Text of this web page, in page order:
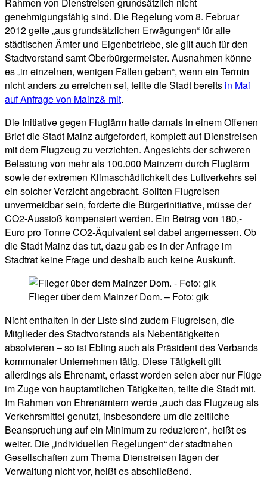
Rahmen von Dienstreisen grundsätzlich nicht
genehmigungsfähig sind. Die Regelung vom 8. Februar
2012 gelte „aus grundsätzlichen Erwägungen“ für alle
städtischen Ämter und Eigenbetriebe, sie gilt auch für den
Stadtvorstand samt Oberbürgermeister. Ausnahmen könne
es „in einzelnen, wenigen Fällen geben“, wenn ein Termin
nicht anders zu erreichen sei, teilte die Stadt bereits in Mai
auf Anfrage von Mainz& mit.
Die Initiative gegen Fluglärm hatte damals in einem Offenen
Brief die Stadt Mainz aufgefordert, komplett auf Dienstreisen
mit dem Flugzeug zu verzichten. Angesichts der schweren
Belastung von mehr als 100.000 Mainzern durch Fluglärm
sowie der extremen Klimaschädlichkeit des Luftverkehrs sei
ein solcher Verzicht angebracht. Sollten Flugreisen
unvermeidbar sein, forderte die Bürgerinitiative, müsse der
CO2-Ausstoß kompensiert werden. Ein Betrag von 180,-
Euro pro Tonne CO2-Äquivalent sei dabei angemessen. Ob
die Stadt Mainz das tut, dazu gab es in der Anfrage im
Stadtrat keine Frage und deshalb auch keine Auskunft.
Flieger über dem Mainzer Dom. – Foto: gik
Nicht enthalten in der Liste sind zudem Flugreisen, die
Mitglieder des Stadtvorstands als Nebentätigkeiten
absolvieren – so ist Ebling auch als Präsident des Verbands
kommunaler Unternehmen tätig. Diese Tätigkeit gilt
allerdings als Ehrenamt, erfasst worden seien aber nur Flüge
im Zuge von hauptamtlichen Tätigkeiten, teilte die Stadt mit.
Im Rahmen von Ehrenämtern werde „auch das Flugzeug als
Verkehrsmittel genutzt, insbesondere um die zeitliche
Beanspruchung auf ein Minimum zu reduzieren“, heißt es
weiter. Die „individuellen Regelungen“ der stadtnahen
Gesellschaften zum Thema Dienstreisen lägen der
Verwaltung nicht vor, heißt es abschließend.